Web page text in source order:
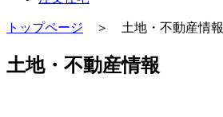
トップページ ＞ 土地・不動産情報
土地・不動産情報